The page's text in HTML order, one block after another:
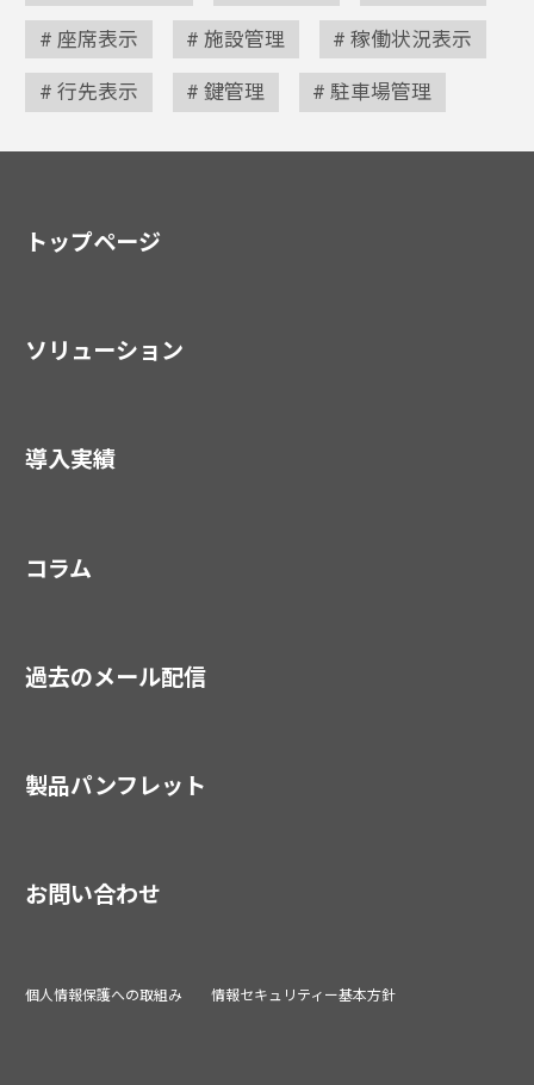
座席表示 施設管理 稼働状況表示
行先表示 鍵管理 駐車場管理
トップページ
ソリューション
導入実績
コラム
過去のメール配信
製品パンフレット
お問い合わせ
個人情報保護への取組み 情報セキュリティー基本方針